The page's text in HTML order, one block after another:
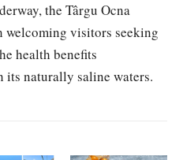
the Târgu Ocna
welcoming visitors seeking
health benefits
naturally saline waters.